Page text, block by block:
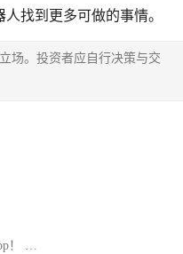
找到更多可做的事情。
场。投资者应自行决策与交
！ …